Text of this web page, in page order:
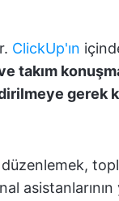
ClickUp'ın
takım
gerek
asistanlarının